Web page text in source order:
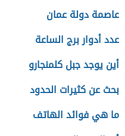
عاصمة دولة عمان
عدد أدوار برج الساعة
أين يوجد جبل كلمنجارو
بحث عن كثيرات الحدود
ما هي فوائد الهاتف